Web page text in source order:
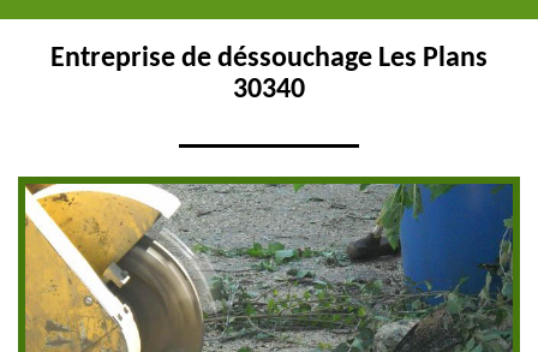
Entreprise de déssouchage Les Plans
30340